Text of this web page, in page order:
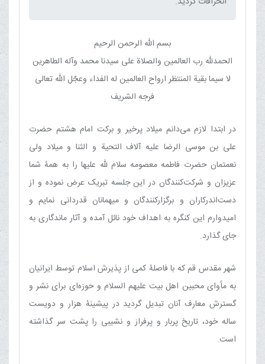
بسم الله الرحمن الرحیم
الحمدلله رب العالمین والصلاة علی سیدنا محمد وآله الطاهرین
لا سیما بقیة المنتظر ارواح العالمین له الفداء وعجّل الله تعالی
فرجه الشریف
در ابتدا لازم می‌دانم میلاد پرخیر و برکت امام هشتم حضرت
علی بن موسی الرضا علیه آلاف التحیة و الثنا و میلاد ولی
نعمتمان حضرت فاطمه معصومه سلام ﷲ علیها را به همۀ شما
عزیزان و شرکت‌کنندگان در این جلسه تبریک عرض نموده و از
دست‌اندرکاران و برگزارکنندگان و میهمانان قدردانی نمایم و
امیدوارم این کنگره به اهداف خود نائل آمده و آثار ماندگاری به
جای گذارد.
شهر مقدس قم که با فاصلۀ کمی از پذیرش اسلام توسط ایرانیان
به مأوای محبین اهل بیت علیهم السلام و حوزه‌ای برای نشر و
گسترش معارف آنان تبدیل گردید در پیشینۀ هزار و دویست
ساله خود، تاریخ پربار و پرفراز و نشیبی را پشت سر گذاشته
است.